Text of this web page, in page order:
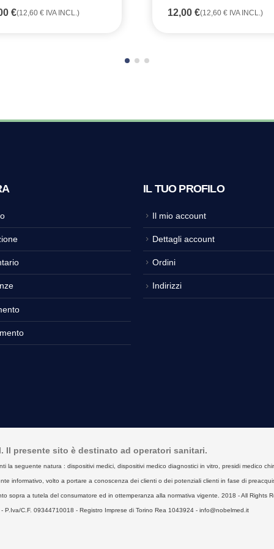
€(12,60 € IVA INCL.) 12,00 €(12,60 € IVA INCL.)
IL TUO PROFILO
Il mio account
Dettagli account
Ordini
Indirizzi
Il presente sito è destinato ad operatori sanitari.
la seguente natura : dispositivi medici, dispositivi medico diagnostici in vitro, presidi medico
informativo, volto a portare a conoscenza dei clienti o dei potenziali clienti in fase di
sopra a tutela del consumatore ed in ottemperanza alla normativa vigente. 2018 - All Rights
C.F. 09344710018 - Registro Imprese di Torino Rea 1043924 - info@nobelmed.it